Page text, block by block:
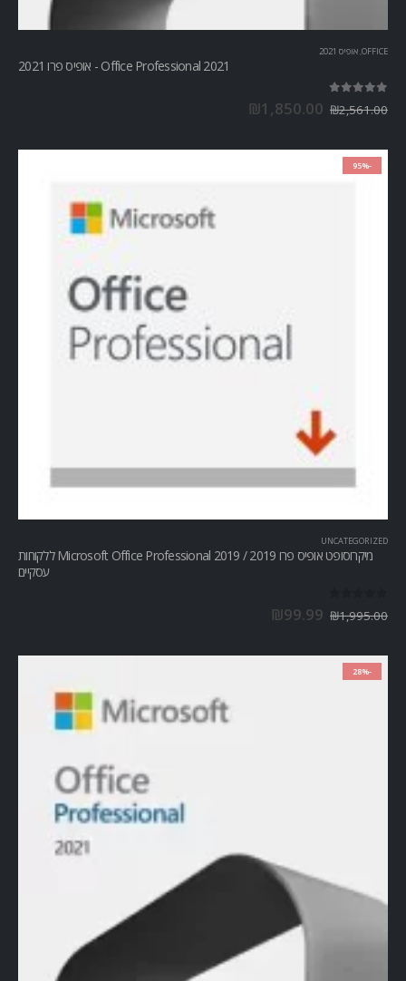
OFFICE
, אופיס 2021
Office Professional 2021 - אופיס פרו 2021
₪2,561.00
₪1,850.00
-95%
UNCATEGORIZED
מיקרוסופט אופיס פרו Microsoft Office Professional 2019 / 2019 ללקוחות
עסקיים
₪1,995.00
₪99.99
-28%